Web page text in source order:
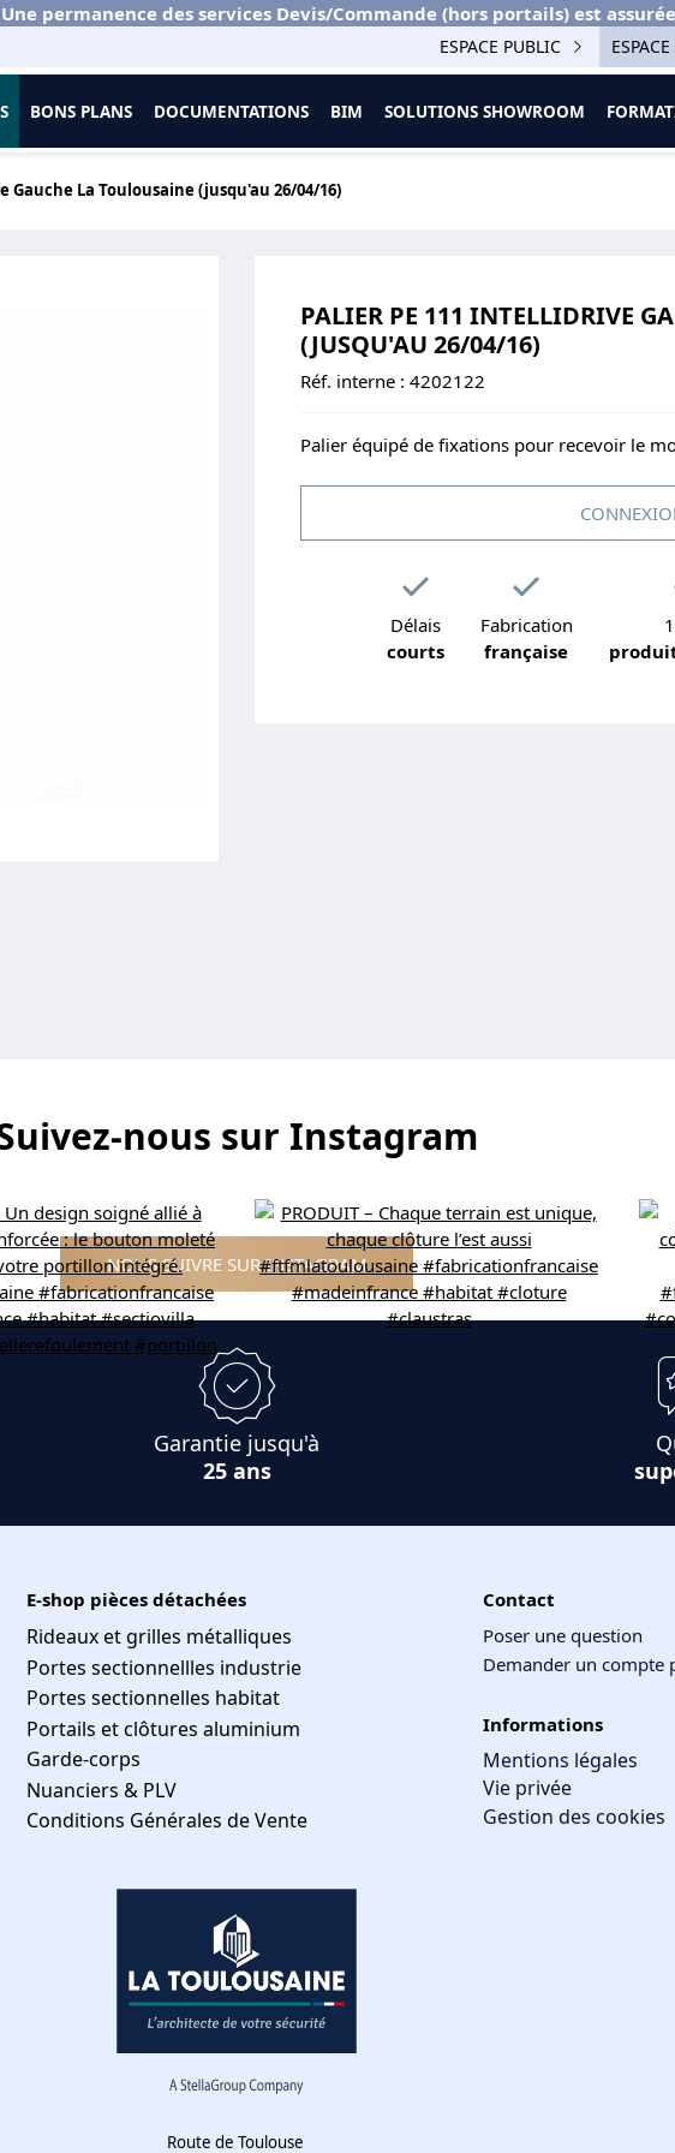
permanence des services Devis/Commande (hors portails) est
ESPACE PUBLIC
BONS PLANS DOCUMENTATIONS BIM SOLUTIONS SHOWROOM
Gauche La Toulousaine (jusqu'au 26/04/16)
PALIER PE 111 INTELLIDRIVE
(JUSQU'AU 26/04/16)
Réf. interne : 4202122
Palier équipé de fixations pour recevoir le
Délais
courts
Fabrication
française
nous sur Instagram
NOUS SUIVRE SUR INSTAGRAM
Garantie jusqu'à
25 ans
E-shop pièces détachées
Rideaux et grilles métalliques
Portes sectionnellles industrie
Portes sectionnelles habitat
Portails et clôtures aluminium
Garde-corps
Nuanciers & PLV
Conditions Générales de Vente
Contact
Poser une question
Demander un compte
Informations
Mentions légales
Vie privée
Gestion des cookies
Route de Toulouse